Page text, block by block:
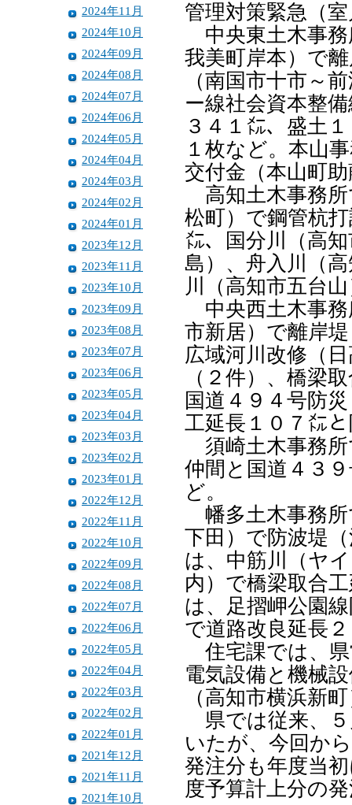
2024年11月
2024年10月
2024年09月
2024年08月
2024年07月
2024年06月
2024年05月
2024年04月
2024年03月
2024年02月
2024年01月
2023年12月
2023年11月
2023年10月
2023年09月
2023年08月
2023年07月
2023年06月
2023年05月
2023年04月
2023年03月
2023年02月
2023年01月
2022年12月
2022年11月
2022年10月
2022年09月
2022年08月
2022年07月
2022年06月
2022年05月
2022年04月
2022年03月
2022年02月
2022年01月
2021年12月
2021年11月
2021年10月
管理対策緊急（
中央東土木事務
我美町岸本）で
（南国市十市～
ー線社会資本整
３４１㍍、盛土
１枚など。本山
交付金（本山町
高知土木事務所
松町）で鋼管杭
㍍、国分川（高
島）、舟入川（
川（高知市五台
中央西土木事務
市新居）で離岸
広域河川改修（
（２件）、橋梁
国道４９４号防
工延長１０７㍍
須崎土木事務所
仲間と国道４３
ど。
幡多土木事務所
下田）で防波堤
は、中筋川（ヤ
内）で橋梁取合
は、足摺岬公園
で道路改良延長
住宅課では、県
電気設備と機械
（高知市横浜新
県では従来、５
いたが、今回か
発注分も年度当
度予算計上分の